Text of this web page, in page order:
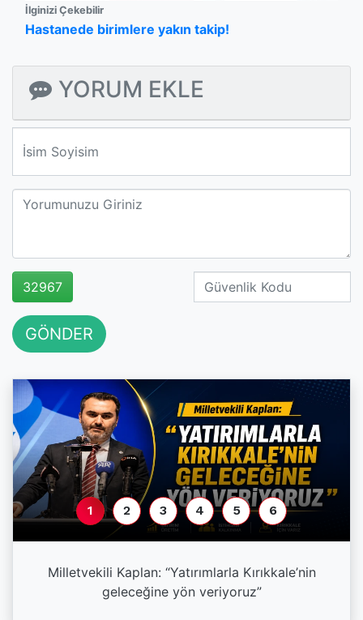
İlginizi Çekebilir
Hastanede birimlere yakın takip!
YORUM EKLE
32967
GÖNDER
Milletvekili Kaplan: “Yatırımlarla Kırıkkale’nin
geleceğine yön veriyoruz”
1 2 3 4 5 6